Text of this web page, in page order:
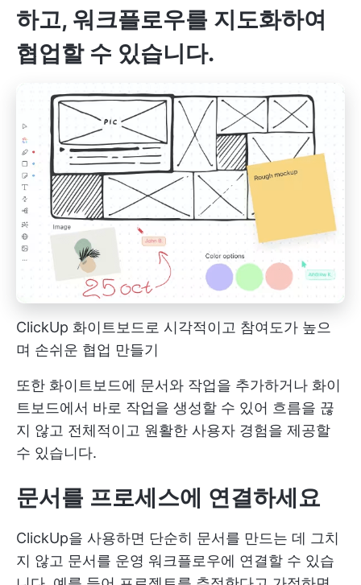
하고, 워크플로우를 지도화하여
협업할 수 있습니다.
ClickUp 화이트보드로 시각적이고 참여도가 높으
며 손쉬운 협업 만들기
또한 화이트보드에 문서와 작업을 추가하거나 화이
트보드에서 바로 작업을 생성할 수 있어 흐름을 끊
지 않고 전체적이고 원활한 사용자 경험을 제공할
수 있습니다.
문서를 프로세스에 연결하세요
ClickUp을 사용하면 단순히 문서를 만드는 데 그치
지 않고 문서를 운영 워크플로우에 연결할 수 있습